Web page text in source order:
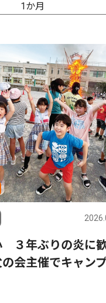
1か月
３年ぶりの炎に
会主催でキャン